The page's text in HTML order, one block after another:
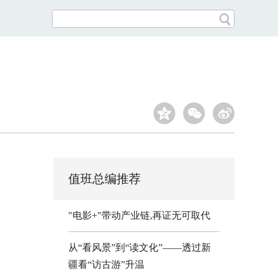
值班总编推荐
"电影+"带动产业链,再证无可取代
从“看风景”到“读文化”——透过新
疆看“访古游”升温